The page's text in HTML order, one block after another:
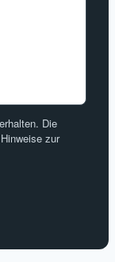
Die
zur